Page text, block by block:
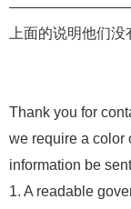
上面的说明他们
Thank you for
we require a color
information be
1. A readable